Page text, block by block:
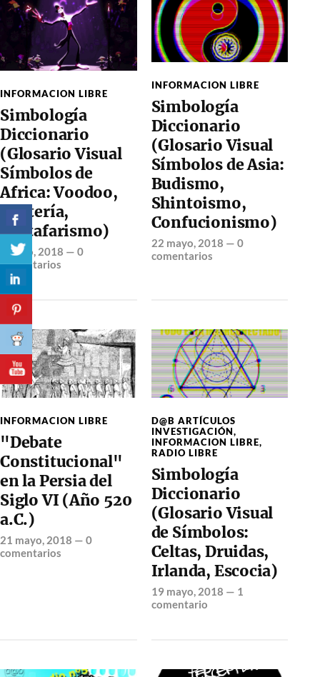
INFORMACION LIBRE
Simbología
Diccionario
(Glosario Visual
Símbolos de
Africa: Voodoo,
Santería,
Rastafarismo)
2 junio, 2018 — 0
comentarios
INFORMACION LIBRE
Simbología
Diccionario
(Glosario Visual
Símbolos de Asia:
Budismo,
Shintoismo,
Confucionismo)
22 mayo, 2018 — 0
comentarios
INFORMACION LIBRE
"Debate
Constitucional"
en la Persia del
Siglo VI (Año 520
a.C.)
21 mayo, 2018 — 0
comentarios
D@B ARTÍCULOS
INVESTIGACIÓN,
INFORMACION LIBRE,
RADIO LIBRE
Simbología
Diccionario
(Glosario Visual
de Símbolos:
Celtas, Druidas,
Irlanda, Escocia)
19 mayo, 2018 — 1
comentario